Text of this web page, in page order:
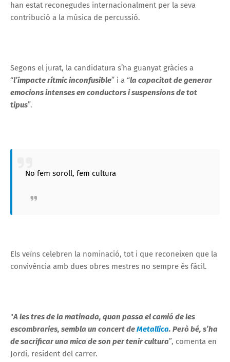
han estat reconegudes internacionalment per la seva
contribució a la música de percussió.
Segons el jurat, la candidatura s’ha guanyat gràcies a
“l’impacte rítmic inconfusible” i a “la capacitat de generar
emocions intenses en conductors i suspensions de tot
tipus”.
No fem soroll, fem cultura
Els veïns celebren la nominació, tot i que reconeixen que la
convivència amb dues obres mestres no sempre és fàcil.
"A les tres de la matinada, quan passa el camió de les
escombraries, sembla un concert deMetallica. Però bé, s’ha
de sacrificar una mica de son per tenir cultura”, comenta en
Jordi, resident del carrer.